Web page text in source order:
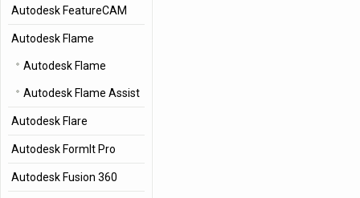
Autodesk FeatureCAM
Autodesk Flame
Autodesk Flame
Autodesk Flame Assist
Autodesk Flare
Autodesk FormIt Pro
Autodesk Fusion 360